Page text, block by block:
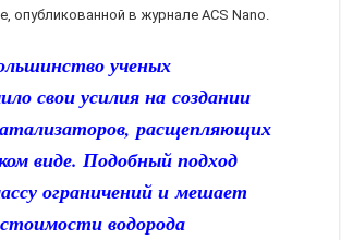
опубликованной в журнале ACS Nano.
ученых
свои усилия на создании
расщепляющих
виде. Подобный подход
ограничений и мешает
водорода